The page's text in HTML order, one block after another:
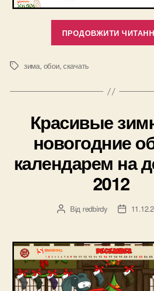
ПРОДОВЖИТИ
Позначки
зима, обои,скачать
Красивые
новогодние
календарем на
2012
Автор
Від redbirdy
Дата